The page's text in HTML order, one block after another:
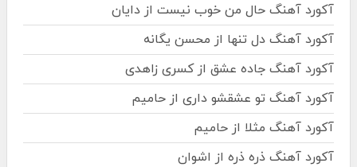
آکورد آهنگ حال من خوب نیست از دایان
آکورد آهنگ دل تنها از محسن یگانه
آکورد آهنگ جاده عشق از کسری زاهدی
آکورد آهنگ تو عشقشو داری از حامیم
آکورد آهنگ مثلا از حامیم
آکورد آهنگ ذره ذره از اشوان